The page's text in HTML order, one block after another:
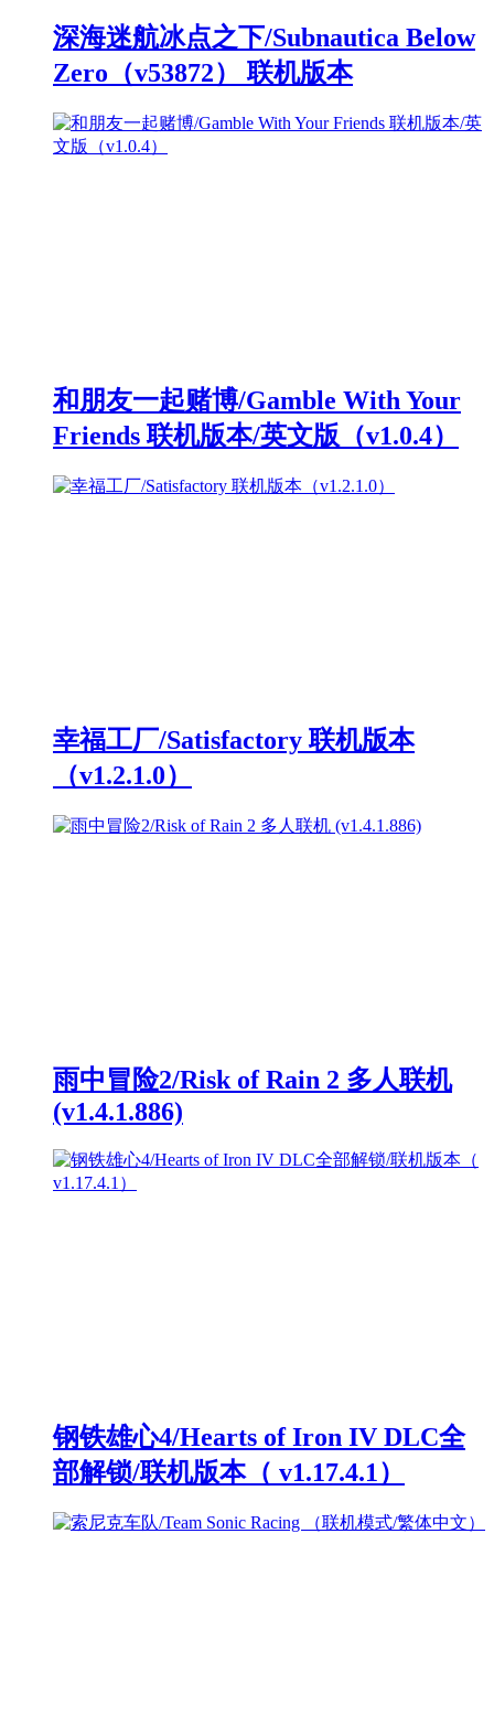
深海迷航冰点之下/Subnautica Below
Zero（v53872） 联机版本
和朋友一起赌博/Gamble With Your
Friends 联机版本/英文版（v1.0.4）
幸福工厂/Satisfactory 联机版本
（v1.2.1.0）
雨中冒险2/Risk of Rain 2 多人联机
(v1.4.1.886)
钢铁雄心4/Hearts of Iron IV DLC全
部解锁/联机版本（ v1.17.4.1）